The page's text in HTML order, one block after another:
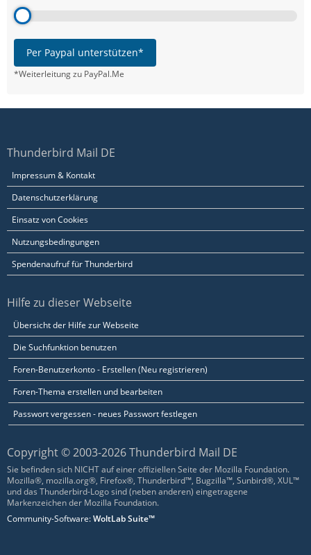
Per Paypal unterstützen*
*Weiterleitung zu PayPal.Me
Thunderbird Mail DE
Impressum & Kontakt
Datenschutzerklärung
Einsatz von Cookies
Nutzungsbedingungen
Spendenaufruf für Thunderbird
Hilfe zu dieser Webseite
Übersicht der Hilfe zur Webseite
Die Suchfunktion benutzen
Foren-Benutzerkonto - Erstellen (Neu registrieren)
Foren-Thema erstellen und bearbeiten
Passwort vergessen - neues Passwort festlegen
Copyright © 2003-2026 Thunderbird Mail DE
Sie befinden sich NICHT auf einer offiziellen Seite der Mozilla Foundation.
Mozilla®, mozilla.org®, Firefox®, Thunderbird™, Bugzilla™, Sunbird®, XUL™
und das Thunderbird-Logo sind (neben anderen) eingetragene
Markenzeichen der Mozilla Foundation.
Community-Software:WoltLab Suite™